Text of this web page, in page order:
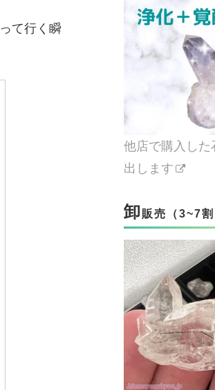
て行く瞬
他店で購入した
出します
卸 販売（3~7割